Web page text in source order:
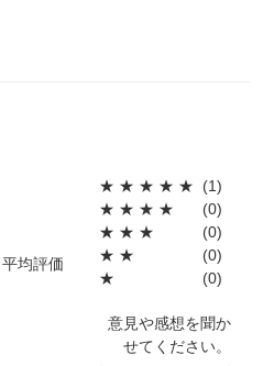
は原則返金致しません。
均評価
★ ★ ★ ★ ★
(1)
★ ★ ★ ★
(0)
★ ★ ★
(0)
★ ★
(0)
★
(0)
意見や感想を聞か
せてください。